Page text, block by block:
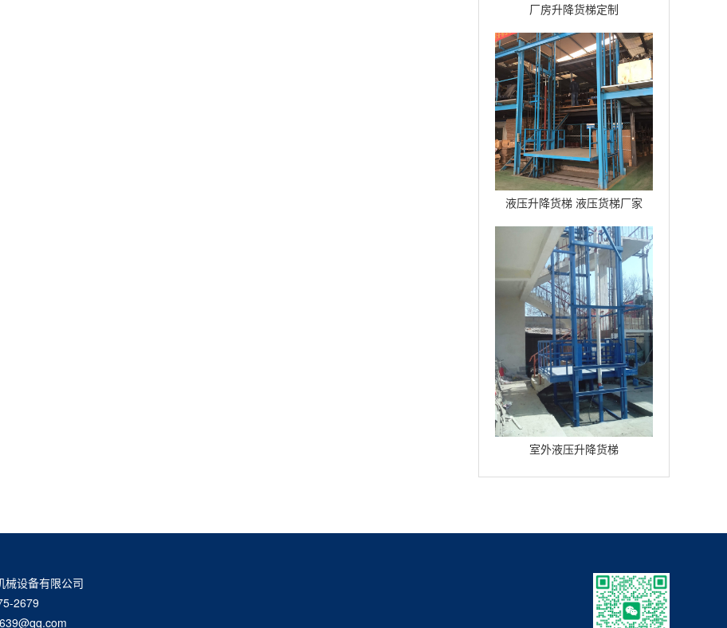
厂房升降货梯定制
液压升降货梯 液压货梯厂家
室外液压升降货梯
械设备有限公司
2679